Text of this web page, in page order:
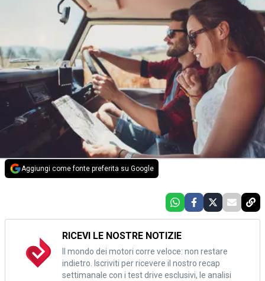
Aggiungi come fonte preferita su Google
RICEVI LE NOSTRE NOTIZIE
Il mondo dei motori corre veloce: non restare
indietro. Iscriviti per ricevere il nostro recap
settimanale con i test drive esclusivi, le analisi